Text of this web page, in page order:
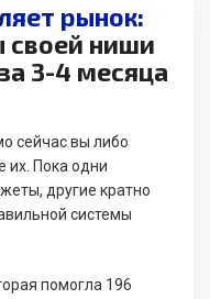
рынок:
своей ниши
3-4 месяца
сейчас вы либо
их. Пока одни
другие кратно
системы
помогла 196